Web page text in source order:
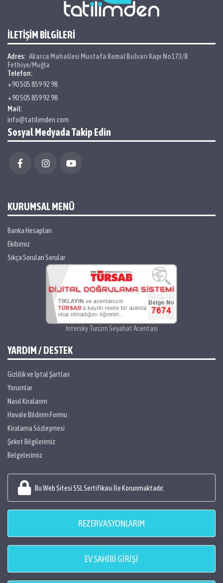
İLETİŞİM BİLGİLERİ
Adres: Akarca Mahallesi Mustafa Kemal Bulvarı Kapı No173/B
Fethiye/Muğla
Telefon:
+90 505 859 92 98
+90 505 859 92 98
Mail:
info@tatilimden.com
Sosyal Medyada Takip Edin
KURUMSAL MENÜ
Banka Hesapları
Ekibimiz
Sıkça Sorulan Sorular
Intersky Turizm Seyahat Acentası
YARDIM / DESTEK
Gizlilik ve İptal Şartları
Yorumlar
Nasıl Kiralarım
Havale Bildirim Formu
Kiralama Sözleşmesi
Şirket Bilgilerimiz
Belgelerimiz
Bu Web Sitesi SSL Sertifikası İle Korunmaktadır.
REZERVASYONLARIM
EV SAHİBİ GİRİŞİ